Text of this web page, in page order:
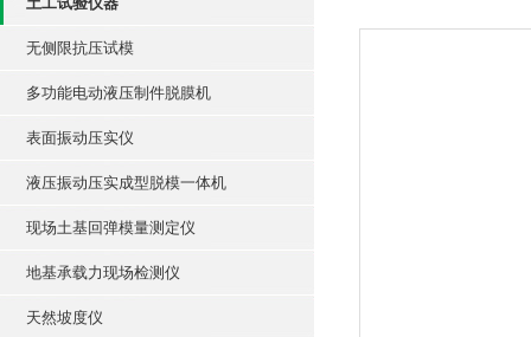
无侧限抗压试模
多功能电动液压制件脱膜机
表面振动压实仪
液压振动压实成型脱模一体机
现场土基回弹模量测定仪
地基承载力现场检测仪
天然坡度仪